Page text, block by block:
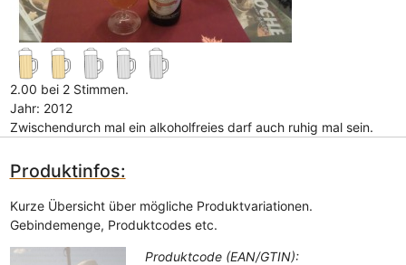
2.00 bei 2 Stimmen.
Jahr: 2012
Zwischendurch mal ein alkoholfreies darf auch ruhig mal sein.
Produktinfos:
Kurze Übersicht über mögliche Produktvariationen.
Gebindemenge, Produktcodes etc.
Produktcode (EAN/GTIN):